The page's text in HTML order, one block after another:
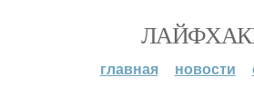
главная новости